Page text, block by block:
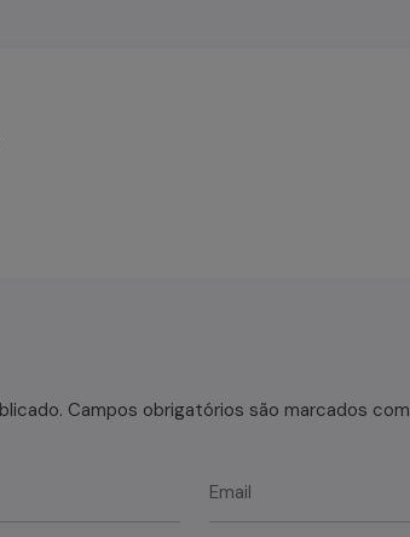
Campos obrigatórios são marcados com